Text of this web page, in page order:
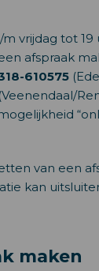
vrijdag tot 19
afspraak
610575
(Veenendaal/
van een
kan
maken